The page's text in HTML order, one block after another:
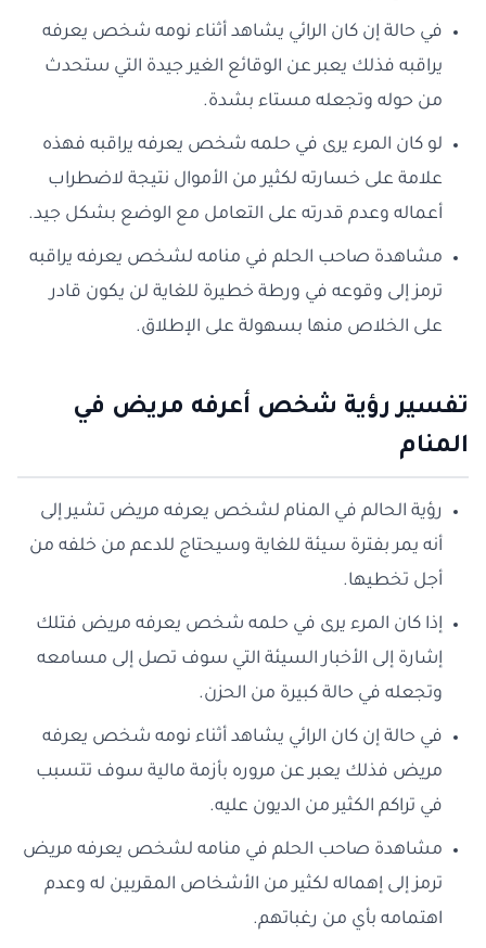
في حالة إن كان الرائي يشاهد أثناء نومه شخص يعرفه
يراقبه فذلك يعبر عن الوقائع الغير جيدة التي ستحدث
من حوله وتجعله مستاء بشدة.
لو كان المرء يرى في حلمه شخص يعرفه يراقبه فهذه
علامة على خسارته لكثير من الأموال نتيجة لاضطراب
أعماله وعدم قدرته على التعامل مع الوضع بشكل جيد.
مشاهدة صاحب الحلم في منامه لشخص يعرفه يراقبه
ترمز إلى وقوعه في ورطة خطيرة للغاية لن يكون قادر
على الخلاص منها بسهولة على الإطلاق.
تفسير رؤية شخص أعرفه مريض في
المنام
رؤية الحالم في المنام لشخص يعرفه مريض تشير إلى
أنه يمر بفترة سيئة للغاية وسيحتاج للدعم من خلفه من
أجل تخطيها.
إذا كان المرء يرى في حلمه شخص يعرفه مريض فتلك
إشارة إلى الأخبار السيئة التي سوف تصل إلى مسامعه
وتجعله في حالة كبيرة من الحزن.
في حالة إن كان الرائي يشاهد أثناء نومه شخص يعرفه
مريض فذلك يعبر عن مروره بأزمة مالية سوف تتسبب
في تراكم الكثير من الديون عليه.
مشاهدة صاحب الحلم في منامه لشخص يعرفه مريض
ترمز إلى إهماله لكثير من الأشخاص المقربين له وعدم
اهتمامه بأي من رغباتهم.